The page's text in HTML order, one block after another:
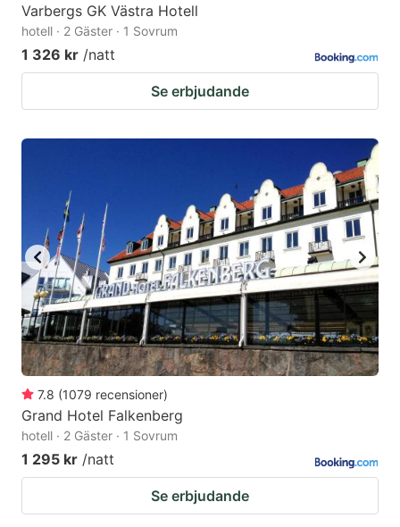
Varbergs GK Västra Hotell
hotell · 2 Gäster · 1 Sovrum
1 326 kr /natt
Se erbjudande
7.8 (1079 recensioner)
Grand Hotel Falkenberg
hotell · 2 Gäster · 1 Sovrum
1 295 kr /natt
Se erbjudande